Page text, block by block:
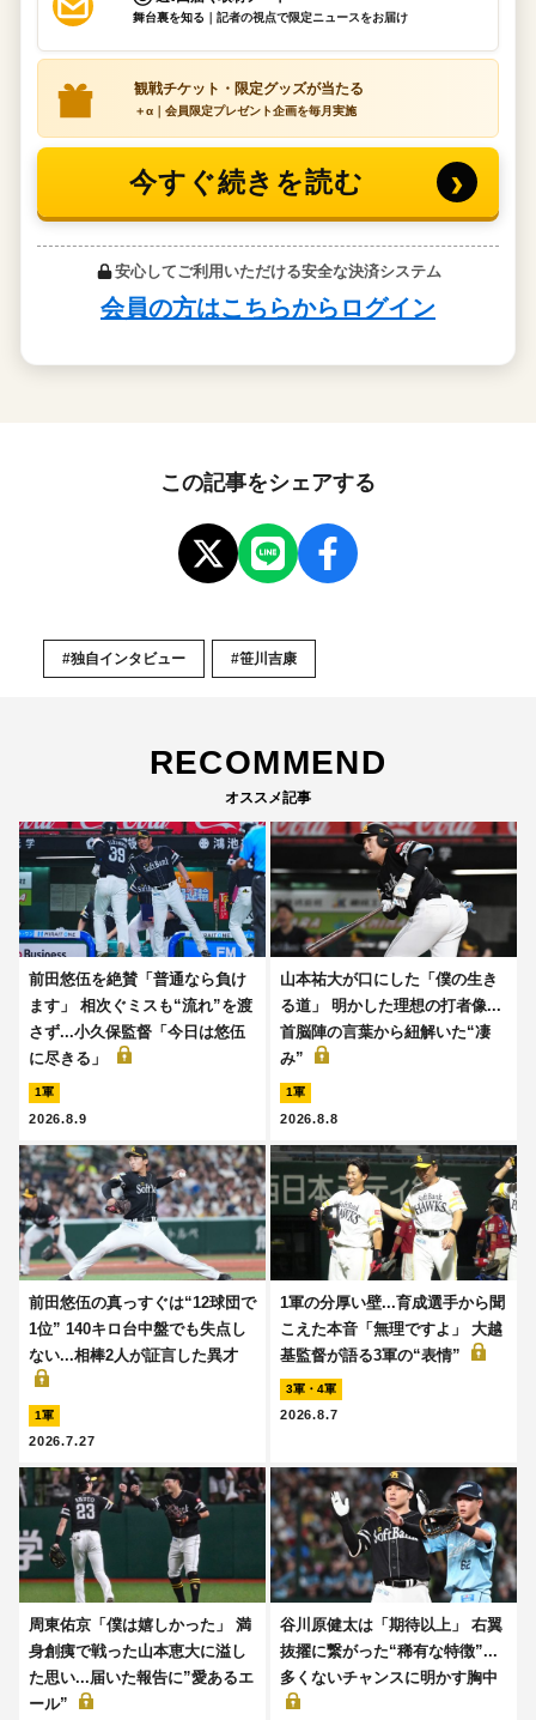
この記事をシェアする
#独自インタビュー #笹川吉康
RECOMMEND
オススメ記事
前田悠伍を絶賛「普通なら負け
ます」 相次ぐミスも“流れ”を渡
さず...小久保監督「今日は悠伍
に尽きる」
1軍
2026.8.9
山本祐大が口にした「僕の生き
る道」 明かした理想の打者像...
首脳陣の言葉から紐解いた“凄
み”
1軍
2026.8.8
前田悠伍の真っすぐは“12球団で
1位” 140キロ台中盤でも失点し
ない...相棒2人が証言した異才
1軍
2026.7.27
1軍の分厚い壁...育成選手から聞
こえた本音「無理ですよ」 大越
基監督が語る3軍の“表情”
3軍・4軍
2026.8.7
周東佑京「僕は嬉しかった」 満
身創痍で戦った山本恵大に溢し
た思い...届いた報告に”愛あるエ
ール”
谷川原健太は「期待以上」 右翼
抜擢に繋がった“稀有な特徴”...
多くないチャンスに明かす胸中